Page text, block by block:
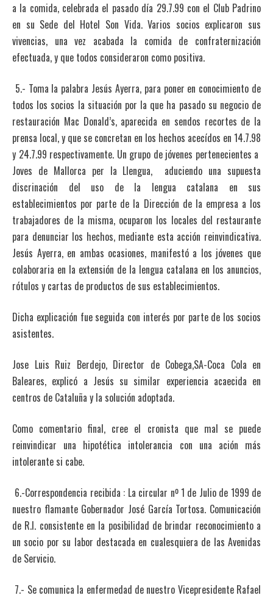
a la comida, celebrada el pasado día 29.7.99 con el Club Padrino
en su Sede del Hotel Son Vida. Varios socios explicaron sus
vivencias, una vez acabada la comida de confraternización
efectuada, y que todos consideraron como positiva.
5.- Toma la palabra Jesús Ayerra, para poner en conocimiento de
todos los socios la situación por la que ha pasado su negocio de
restauración Mac Donald’s, aparecida en sendos recortes de la
prensa local, y que se concretan en los hechos acecídos en 14.7.98
y 24.7.99 respectivamente. Un grupo de jóvenes pertenecientes a
Joves de Mallorca per la Llengua, aduciendo una supuesta
discrinación del uso de la lengua catalana en sus
establecimientos por parte de la Dirección de la empresa a los
trabajadores de la misma, ocuparon los locales del restaurante
para denunciar los hechos, mediante esta acción reinvindicativa.
Jesús Ayerra, en ambas ocasiones, manifestó a los jóvenes que
colaboraria en la extensión de la lengua catalana en los anuncios,
rótulos y cartas de productos de sus establecimientos.
Dicha explicación fue seguida con interés por parte de los socios
asistentes.
Jose Luis Ruiz Berdejo, Director de Cobega,SA-Coca Cola en
Baleares, explicó a Jesús su similar experiencia acaecida en
centros de Cataluña y la solución adoptada.
Como comentario final, cree el cronista que mal se puede
reinvindicar una hipotética intolerancia con una ación más
intolerante si cabe.
6.-Correspondencia recibida : La circular nº 1 de Julio de 1999 de
nuestro flamante Gobernador José García Tortosa. Comunicación
de R.I. consistente en la posibilidad de brindar reconocimiento a
un socio por su labor destacada en cualesquiera de las Avenidas
de Servicio.
7.- Se comunica la enfermedad de nuestro Vicepresidente Rafael